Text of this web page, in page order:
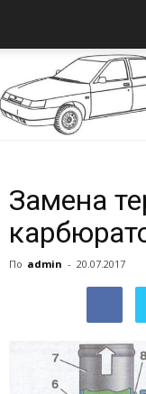
Замена
По admin - 20.07.2017